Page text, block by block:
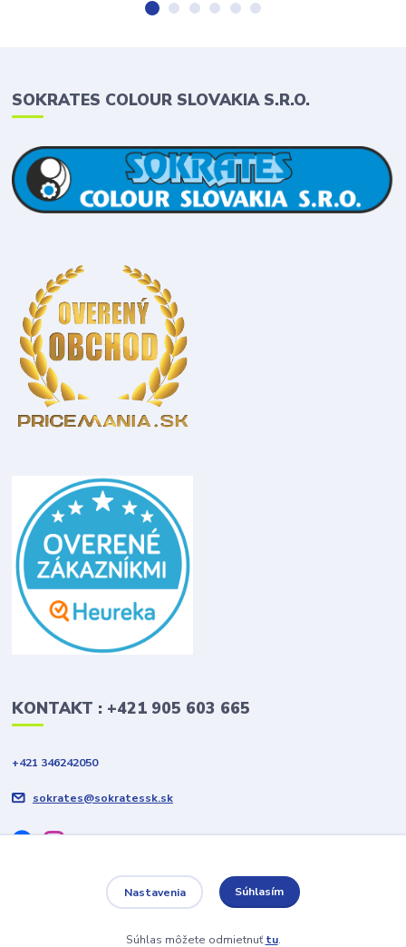
SOKRATES COLOUR SLOVAKIA S.R.O.
KONTAKT : +421 905 603 665
+421 346242050
sokrates@sokratessk.sk
Nastavenia Súhlasím
Súhlas môžete odmietnuťtu.